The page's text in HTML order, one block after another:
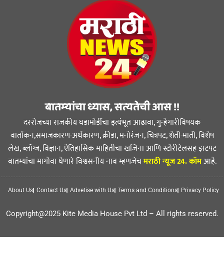
बातम्यांचा ध्यास, सत्यतेची आस !!
दररोजच्या राजकीय घडामोडींचा इत्यंभूत आढावा, गुन्हेगारीविषयक
वार्तांकन,समाजकारण-अर्थकारण, क्रीडा, मनोरंजन, चित्रपट, शेती-माती, विशेष
लेख, ब्लॉग्ज, विज्ञान, ऐतिहासिक माहितीचा खजिना आणि स्टोरीटेलसह झटपट
बातम्यांचा मागोवा घेणारे विश्वसनीय नाव म्हणजेचमराठी न्यूज 24. कॉमआहे.
About Us Contact Us Advetise with Us Terms and Conditions Privacy Policy
Copyright@2025 Kite Media House Pvt Ltd – All rights reserved.